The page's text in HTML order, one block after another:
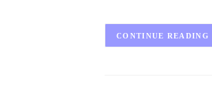
CONTINUE READING